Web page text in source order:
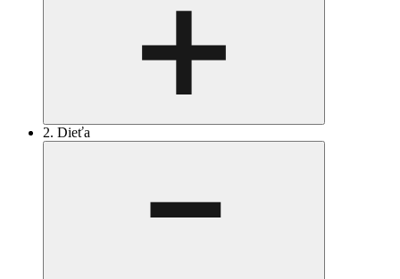
2. Dieťa